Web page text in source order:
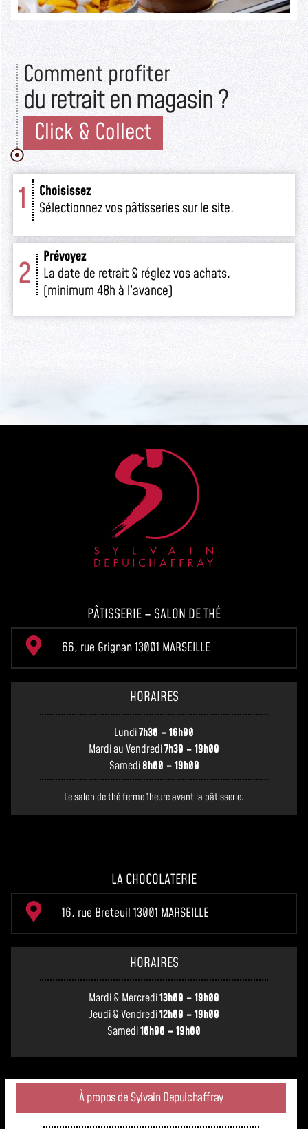
Comment profiter
du retrait en magasin ?
Click & Collect
1
Choisissez
Sélectionnez vos pâtisseries sur le site.
2
Prévoyez
La date de retrait & réglez vos achats.
(minimum 48h à l’avance)
PÂTISSERIE – SALON DE THÉ
66, rue Grignan 13001 MARSEILLE
HORAIRES
Lundi7h30 – 16h00
Mardi au Vendredi7h30 – 19h00
Samedi8h00 – 19h00
Le salon de thé ferme 1heure avant la pâtisserie.
LA CHOCOLATERIE
16, rue Breteuil 13001 MARSEILLE
HORAIRES
Mardi & Mercredi13h00 – 19h00
Jeudi & Vendredi12h00 – 19h00
Samedi10h00 – 19h00
À propos de Sylvain Depuichaffray